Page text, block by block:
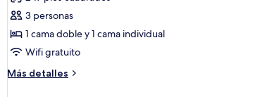
de
Habitación
triple,
al
3 personas
1 cama doble y 1 cama individual
Wifi gratuito
Más detalles
Más